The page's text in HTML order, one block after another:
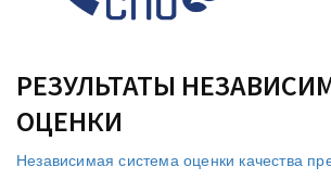
РЕЗУЛЬТАТЫ
ОЦЕНКИ
Независимая система оценки качества